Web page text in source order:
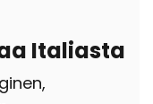
Italiasta